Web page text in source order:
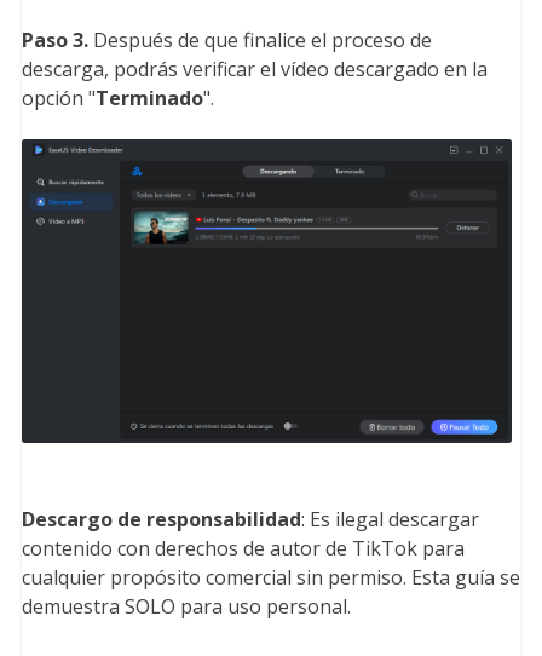
Paso 3. Después de que finalice el proceso de
descarga, podrás verificar el vídeo descargado en la
opción "Terminado".
Descargo de responsabilidad: Es ilegal descargar
contenido con derechos de autor de TikTok para
cualquier propósito comercial sin permiso. Esta guía se
demuestra SOLO para uso personal.